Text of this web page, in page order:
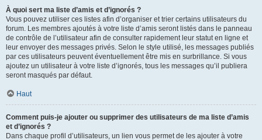
À quoi sert ma liste d’amis et d’ignorés ?
Vous pouvez utiliser ces listes afin d’organiser et trier certains utilisateurs du
forum. Les membres ajoutés à votre liste d’amis seront listés dans le panneau
de contrôle de l’utilisateur afin de consulter rapidement leur statut en ligne et
leur envoyer des messages privés. Selon le style utilisé, les messages publiés
par ces utilisateurs peuvent éventuellement être mis en surbrillance. Si vous
ajoutez un utilisateur à votre liste d’ignorés, tous les messages qu’il publiera
seront masqués par défaut.
Haut
Comment puis-je ajouter ou supprimer des utilisateurs de ma liste d’amis
et d’ignorés ?
Dans chaque profil d’utilisateurs, un lien vous permet de les ajouter à votre